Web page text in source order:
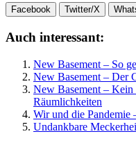
Facebook Twitter/X
Auch interessant:
New Basement – So
New Basement – Der
New Basement –
Räumlichkeiten
Wir und die Pandemie
Undankbare